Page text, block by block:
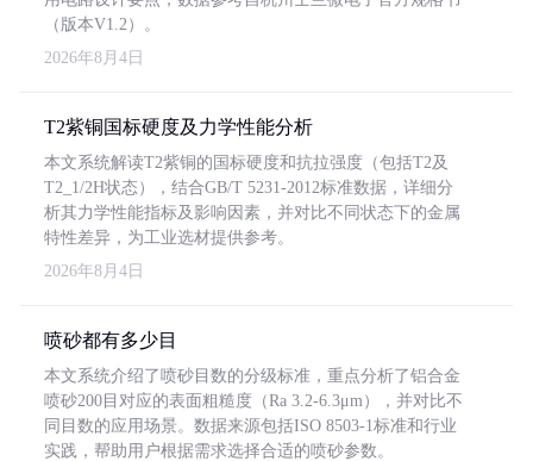
（版本V1.2）。
2026年8月4日
T2紫铜国标硬度及力学性能分析
本文系统解读T2紫铜的国标硬度和抗拉强度（包括T2及
T2_1/2H状态），结合GB/T 5231-2012标准数据，详细分
析其力学性能指标及影响因素，并对比不同状态下的金属
特性差异，为工业选材提供参考。
2026年8月4日
喷砂都有多少目
本文系统介绍了喷砂目数的分级标准，重点分析了铝合金
喷砂200目对应的表面粗糙度（Ra 3.2-6.3μm），并对比不
同目数的应用场景。数据来源包括ISO 8503-1标准和行业
实践，帮助用户根据需求选择合适的喷砂参数。